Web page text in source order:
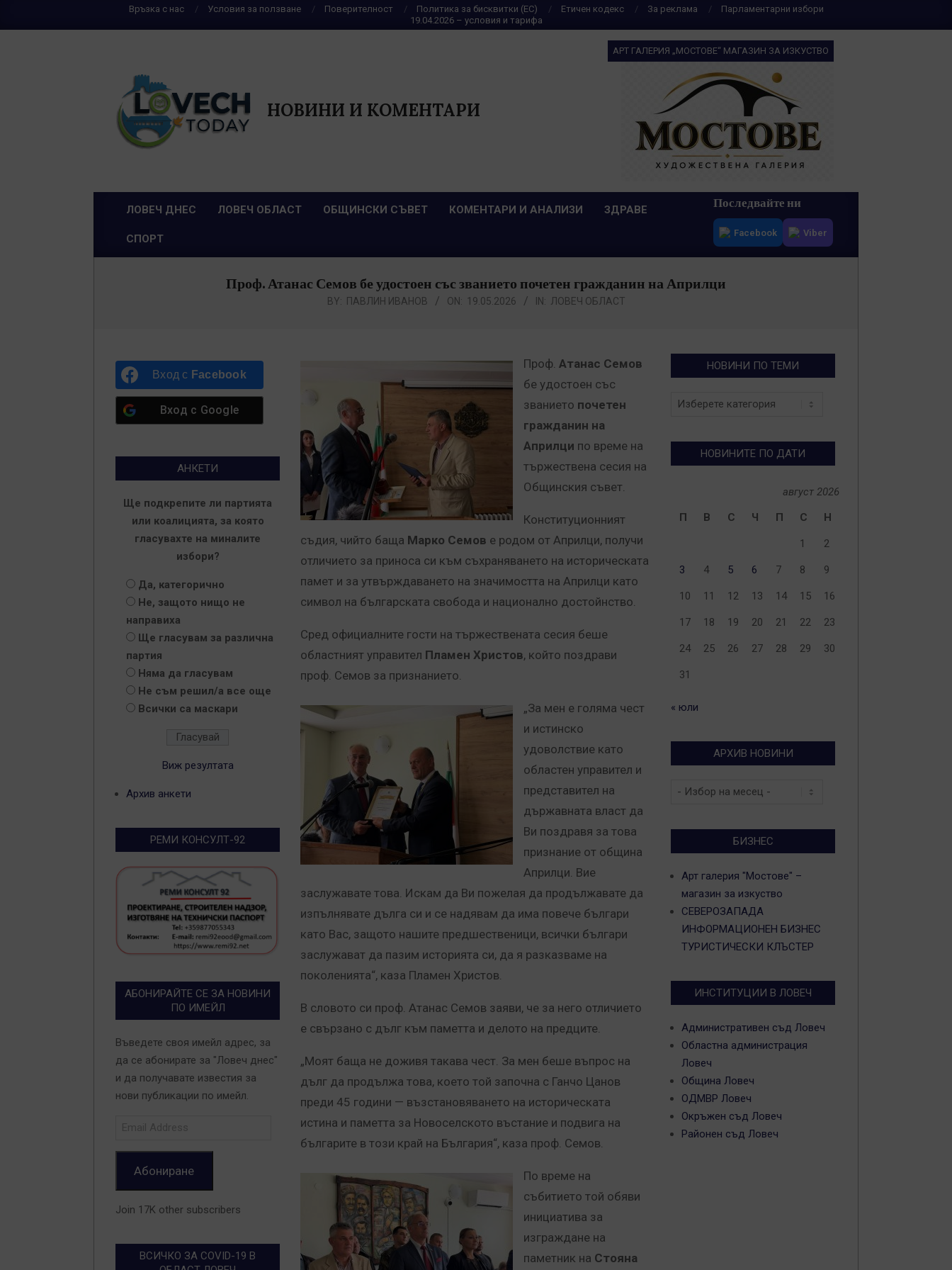
Връзка с нас Условия за ползване Поверителност Политика за бисквитки (ЕС) Етичен кодекс За реклама
Парламентарни избори
19.04.2026 – условия и тарифа
НОВИНИ И КОМЕНТАРИ
АРТ ГАЛЕРИЯ „МОСТОВЕ“ МАГАЗИН ЗА ИЗКУСТВО
Primary
ЛОВЕЧ ДНЕС ЛОВЕЧ ОБЛАСТ ОБЩИНСКИ СЪВЕТ КОМЕНТАРИ И АНАЛИЗИ ЗДРАВЕ
СПОРТ
Последвайте ни
Facebook Viber
Проф. Атанас Семов бе удостоен със званието почетен гражданин на Априлци
BY: ПАВЛИН ИВАНОВ ON: 19.05.2026 IN: ЛОВЕЧ ОБЛАСТ
Проф. Атанас Семов
бе удостоен със
званието почетен
гражданин на
Априлци по време на
тържествена сесия на
Общинския съвет.
Конституционният
съдия, чийто баща Марко Семов е родом от Априлци, получи
отличието за приноса си към съхраняването на историческата
памет и за утвърждаването на значимостта на Априлци като
символ на българската свобода и национално достойнство.
Сред официалните гости на тържествената сесия беше
областният управител Пламен Христов, който поздрави
проф. Семов за признанието.
„За мен е голяма чест
и истинско
удоволствие като
областен управител и
представител на
държавната власт да
Ви поздравя за това
признание от община
Априлци. Вие
заслужавате това. Искам да Ви пожелая да продължавате да
изпълнявате дълга си и се надявам да има повече българи
като Вас, защото нашите предшественици, всички българи
заслужават да пазим историята си, да я разказваме на
поколенията“, каза Пламен Христов.
В словото си проф. Атанас Семов заяви, че за него отличието
е свързано с дълг към паметта и делото на предците.
„Моят баща не доживя такава чест. За мен беше въпрос на
дълг да продължа това, което той започна с Ганчо Цанов
преди 45 години — възстановяването на историческата
истина и паметта за Новоселското въстание и подвига на
българите в този край на България“, каза проф. Семов.
По време на
събитието той обяви
инициатива за
изграждане на
паметник на Стояна
Вход с Facebook
Вход с Google
АНКЕТИ
Ще подкрепите ли партията
или коалицията, за която
гласувахте на миналите
избори?
Да, категорично
Не, защото нищо не
направиха
Ще гласувам за различна
партия
Няма да гласувам
Не съм решил/а все още
Всички са маскари
Виж резултата
Архив анкети
РЕМИ КОНСУЛТ-92
АБОНИРАЙТЕ СЕ ЗА НОВИНИ
ПО ИМЕЙЛ
Въведете своя имейл адрес, за
да се абонирате за "Ловеч днес"
и да получавате известия за
нови публикации по имейл.
Абониране
Join 17K other subscribers
ВСИЧКО ЗА COVID-19 В
НОВИНИ ПО ТЕМИ
Новини
НОВИНИТЕ ПО ДАТИ
август 2026
П
В С Ч П С Н
1 2
3 4 5 6 7 8 9
10 11 12 13 14 15 16
17 18 19 20 21 22 23
24 25 26 27 28 29 30
31
« юли
АРХИВ НОВИНИ
Архив
БИЗНЕС
Арт галерия "Мостове" –
магазин за изкуство
СЕВЕРОЗАПАДА
ИНФОРМАЦИОНЕН БИЗНЕС
ТУРИСТИЧЕСКИ КЛЪСТЕР
ИНСТИТУЦИИ В ЛОВЕЧ
Административен съд Ловеч
Областна администрация
Ловеч
Община Ловеч
ОДМВР Ловеч
Окръжен съд Ловеч
Районен съд Ловеч